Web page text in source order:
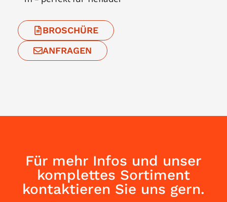
BROSCHÜRE
ANFRAGEN
Für mehr Infos und unser
komplettes Sortiment
kontaktieren Sie uns gern.